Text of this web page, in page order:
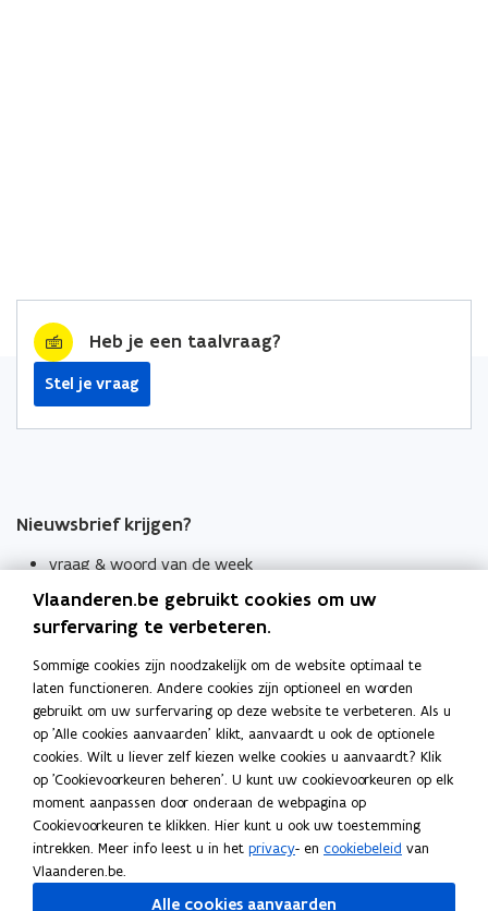
Heb je een taalvraag?
Stel je vraag
Nieuwsbrief krijgen?
vraag & woord van de week
wekelijks in je mailbox
Schrijf je in
Thema's
Taaladviezen
Spellingregels
Tips voor duidelijke taal
Bekijk ook
Spellingtests
Vlaanderen.be gebruikt cookies om uw
surfervaring te verbeteren.
Sommige cookies zijn noodzakelijk om de website optimaal te
laten functioneren. Andere cookies zijn optioneel en worden
gebruikt om uw surfervaring op deze website te verbeteren. Als u
op 'Alle cookies aanvaarden' klikt, aanvaardt u ook de optionele
cookies. Wilt u liever zelf kiezen welke cookies u aanvaardt? Klik
op 'Cookievoorkeuren beheren'. U kunt uw cookievoorkeuren op elk
moment aanpassen door onderaan de webpagina op
Cookievoorkeuren te klikken. Hier kunt u ook uw toestemming
intrekken. Meer info leest u in het privacy- en cookiebeleid van
Vlaanderen.be.
Alle cookies aanvaarden